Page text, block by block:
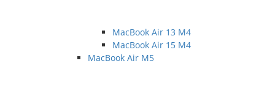
MacBook Air 13 M4
MacBook Air 15 M4
MacBook Air M5